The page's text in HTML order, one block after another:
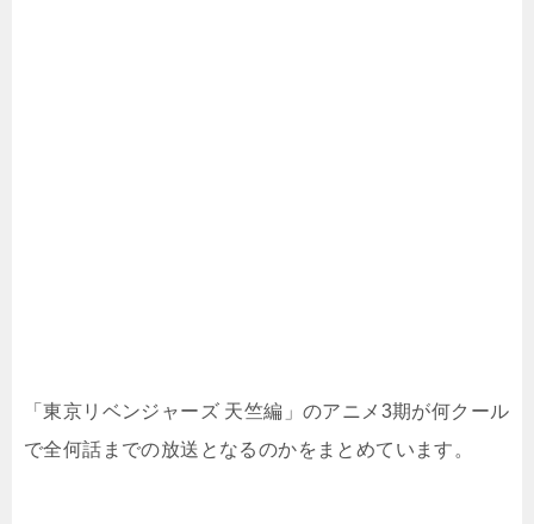
「東京リベンジャーズ 天竺編」のアニメ3期が何クール
で全何話までの放送となるのかをまとめています。